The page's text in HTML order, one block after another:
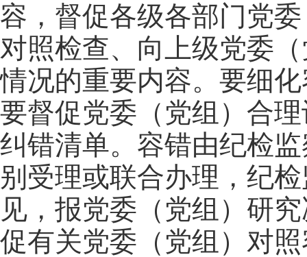
容，督促各级各部门党
对照检查、向上级党委
情况的重要内容。要细
要督促党委（党组）合
纠错清单。容错由纪检
别受理或联合办理，纪
见，报党委（党组）研
促有关党委（党组）对